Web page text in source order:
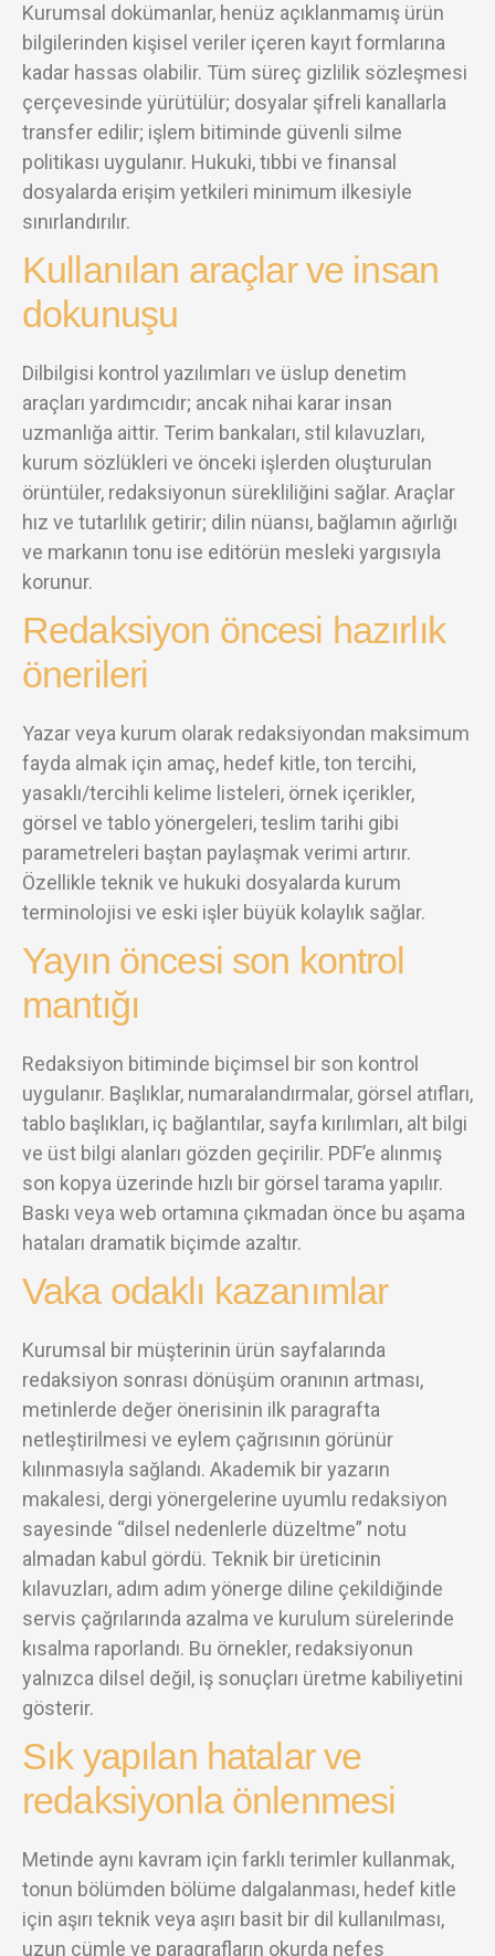
Kurumsal dokümanlar, henüz açıklanmamış ürün
bilgilerinden kişisel veriler içeren kayıt formlarına
kadar hassas olabilir. Tüm süreç gizlilik sözleşmesi
çerçevesinde yürütülür; dosyalar şifreli kanallarla
transfer edilir; işlem bitiminde güvenli silme
politikası uygulanır. Hukuki, tıbbi ve finansal
dosyalarda erişim yetkileri minimum ilkesiyle
sınırlandırılır.
Kullanılan araçlar ve insan
dokunuşu
Dilbilgisi kontrol yazılımları ve üslup denetim
araçları yardımcıdır; ancak nihai karar insan
uzmanlığa aittir. Terim bankaları, stil kılavuzları,
kurum sözlükleri ve önceki işlerden oluşturulan
örüntüler, redaksiyonun sürekliliğini sağlar. Araçlar
hız ve tutarlılık getirir; dilin nüansı, bağlamın ağırlığı
ve markanın tonu ise editörün mesleki yargısıyla
korunur.
Redaksiyon öncesi hazırlık
önerileri
Yazar veya kurum olarak redaksiyondan maksimum
fayda almak için amaç, hedef kitle, ton tercihi,
yasaklı/tercihli kelime listeleri, örnek içerikler,
görsel ve tablo yönergeleri, teslim tarihi gibi
parametreleri baştan paylaşmak verimi artırır.
Özellikle teknik ve hukuki dosyalarda kurum
terminolojisi ve eski işler büyük kolaylık sağlar.
Yayın öncesi son kontrol
mantığı
Redaksiyon bitiminde biçimsel bir son kontrol
uygulanır. Başlıklar, numaralandırmalar, görsel atıfları,
tablo başlıkları, iç bağlantılar, sayfa kırılımları, alt bilgi
ve üst bilgi alanları gözden geçirilir. PDF’e alınmış
son kopya üzerinde hızlı bir görsel tarama yapılır.
Baskı veya web ortamına çıkmadan önce bu aşama
hataları dramatik biçimde azaltır.
Vaka odaklı kazanımlar
Kurumsal bir müşterinin ürün sayfalarında
redaksiyon sonrası dönüşüm oranının artması,
metinlerde değer önerisinin ilk paragrafta
netleştirilmesi ve eylem çağrısının görünür
kılınmasıyla sağlandı. Akademik bir yazarın
makalesi, dergi yönergelerine uyumlu redaksiyon
sayesinde “dilsel nedenlerle düzeltme” notu
almadan kabul gördü. Teknik bir üreticinin
kılavuzları, adım adım yönerge diline çekildiğinde
servis çağrılarında azalma ve kurulum sürelerinde
kısalma raporlandı. Bu örnekler, redaksiyonun
yalnızca dilsel değil, iş sonuçları üretme kabiliyetini
gösterir.
Sık yapılan hatalar ve
redaksiyonla önlenmesi
Metinde aynı kavram için farklı terimler kullanmak,
tonun bölümden bölüme dalgalanması, hedef kitle
için aşırı teknik veya aşırı basit bir dil kullanılması,
uzun cümle ve paragrafların okurda nefes